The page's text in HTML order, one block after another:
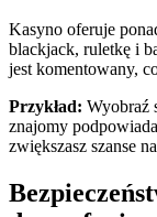
Kasyno oferuje
blackjack, ruletkę i
jest komentowany,
Przykład: Wyobraź
znajomy
zwiększasz szanse